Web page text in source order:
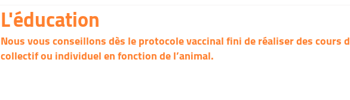
L'éducation
Nous vous conseillons dès le protocole vaccinal fini de réaliser des cours
collectif ou individuel en fonction de l’animal.